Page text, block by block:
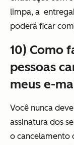
limpa, a
poderá ficar
10) Como
pessoas
meus e-
Você nunca
assinatura dos
o cancelamento